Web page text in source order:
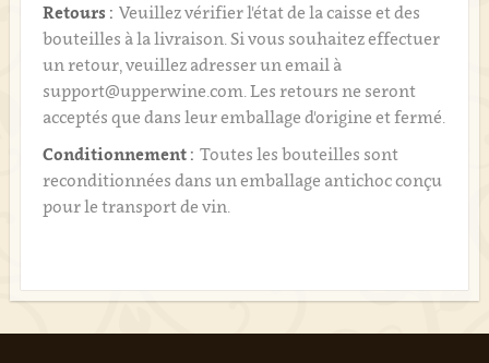
Retours : Veuillez vérifier l'état de la caisse et des
bouteilles à la livraison. Si vous souhaitez effectuer
un retour, veuillez adresser un email à
support@upperwine.com. Les retours ne seront
acceptés que dans leur emballage d'origine et fermé.
Conditionnement : Toutes les bouteilles sont
reconditionnées dans un emballage antichoc conçu
pour le transport de vin.